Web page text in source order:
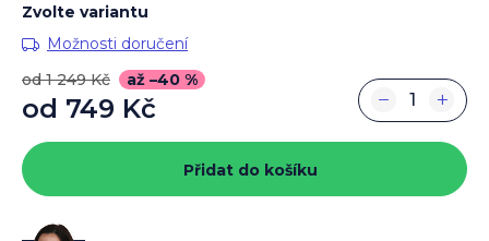
Zvolte variantu
Možnosti doručení
od 1 249 Kč
až –40 %
od 749 Kč
cena:
+
−
Přidat do košíku